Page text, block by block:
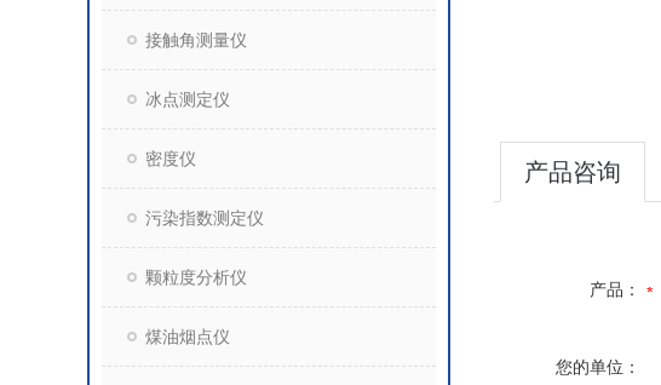
接触角测量仪
冰点测定仪
密度仪
污染指数测定仪
颗粒度分析仪
煤油烟点仪
产品咨询
产品：
您的单位：